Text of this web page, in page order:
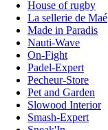
House of rugby
La sellerie de Maé
Made in Paradis
Nauti-Wave
On-Fight
Padel-Expert
Pecheur-Store
Pet and Garden
Slowood Interior
Smash-Expert